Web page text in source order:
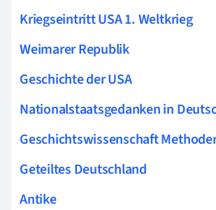
Kriegseintritt USA 1. Weltkrieg
Weimarer Republik
Geschichte der USA
Nationalstaatsgedanken in
Geschichtswissenschaft
Geteiltes Deutschland
Antike